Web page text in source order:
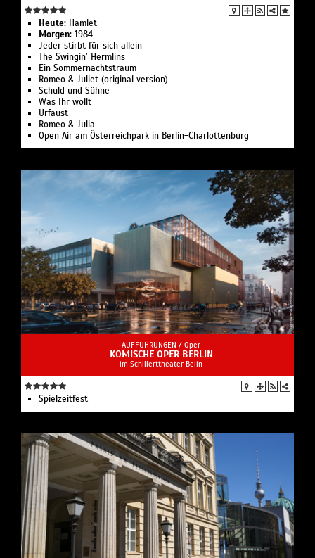
Heute: Hamlet
Morgen: 1984
Jeder stirbt für sich allein
The Swingin’ Hermlins
Ein Sommernachtstraum
Romeo & Juliet (original version)
Schuld und Sühne
Was Ihr wollt
Urfaust
Romeo & Julia
Open Air am Österreichpark in Berlin-Charlottenburg
AUFFÜHRUNGEN / Oper
KOMISCHE OPER BERLIN
im Schillerttheater Belin
Spielzeit­fest